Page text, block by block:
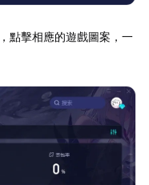
點擊相應的遊戲圖案，一